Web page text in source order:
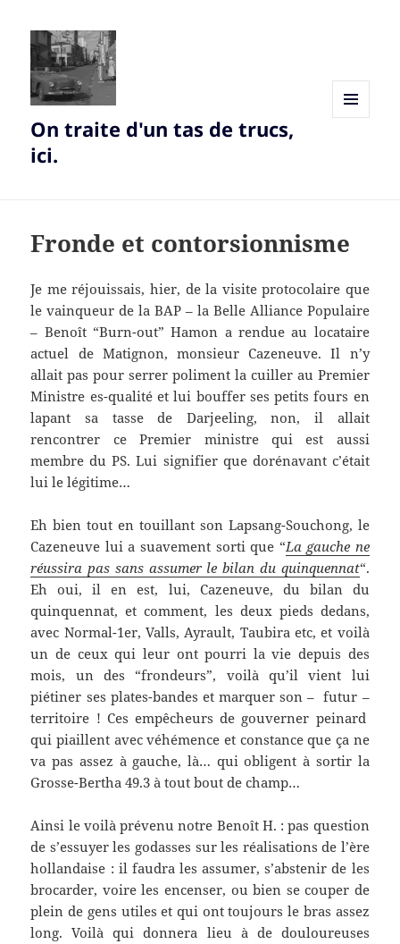
On traite d'un tas de trucs,
ici.
Fronde et contorsionnisme
Je me réjouissais, hier, de la visite protocolaire que
le vainqueur de la BAP – la Belle Alliance Populaire
– Benoît “Burn-out” Hamon a rendue au locataire
actuel de Matignon, monsieur Cazeneuve. Il n’y
allait pas pour serrer poliment la cuiller au Premier
Ministre es-qualité et lui bouffer ses petits fours en
lapant sa tasse de Darjeeling, non, il allait
rencontrer ce Premier ministre qui est aussi
membre du PS. Lui signifier que dorénavant c’était
lui le légitime…
Eh bien tout en touillant son Lapsang-Souchong, le
Cazeneuve lui a suavement sorti que “La gauche ne
réussira pas sans assumer le bilan du quinquennat“.
Eh oui, il en est, lui, Cazeneuve, du bilan du
quinquennat, et comment, les deux pieds dedans,
avec Normal-1er, Valls, Ayrault, Taubira etc, et voilà
un de ceux qui leur ont pourri la vie depuis des
mois, un des “frondeurs”, voilà qu’il vient lui
piétiner ses plates-bandes et marquer son – futur –
territoire ! Ces empêcheurs de gouverner peinard
qui piaillent avec véhémence et constance que ça ne
va pas assez à gauche, là… qui obligent à sortir la
Grosse-Bertha 49.3 à tout bout de champ…
Ainsi le voilà prévenu notre Benoît H. : pas question
de s’essuyer les godasses sur les réalisations de l’ère
hollandaise : il faudra les assumer, s’abstenir de les
brocarder, voire les encenser, ou bien se couper de
plein de gens utiles et qui ont toujours le bras assez
long. Voilà qui donnera lieu à de douloureuses